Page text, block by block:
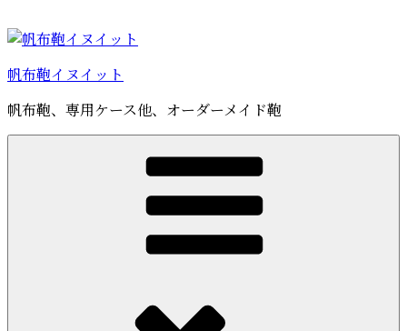
ン
ン
ツ
へ
ス
帆布鞄イヌイット
帆布鞄、専用ケース他、オーダーメイド鞄